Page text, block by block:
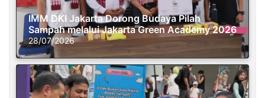
IMM DKI Jakarta Dorong Budaya Pilah
Sampah melalui Jakarta Green Academy 2026
28/07/2026